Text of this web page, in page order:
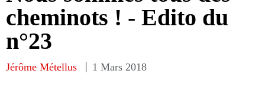
cheminots ! - Edito du
n°23
Jérôme Métellus 1 Mars 2018